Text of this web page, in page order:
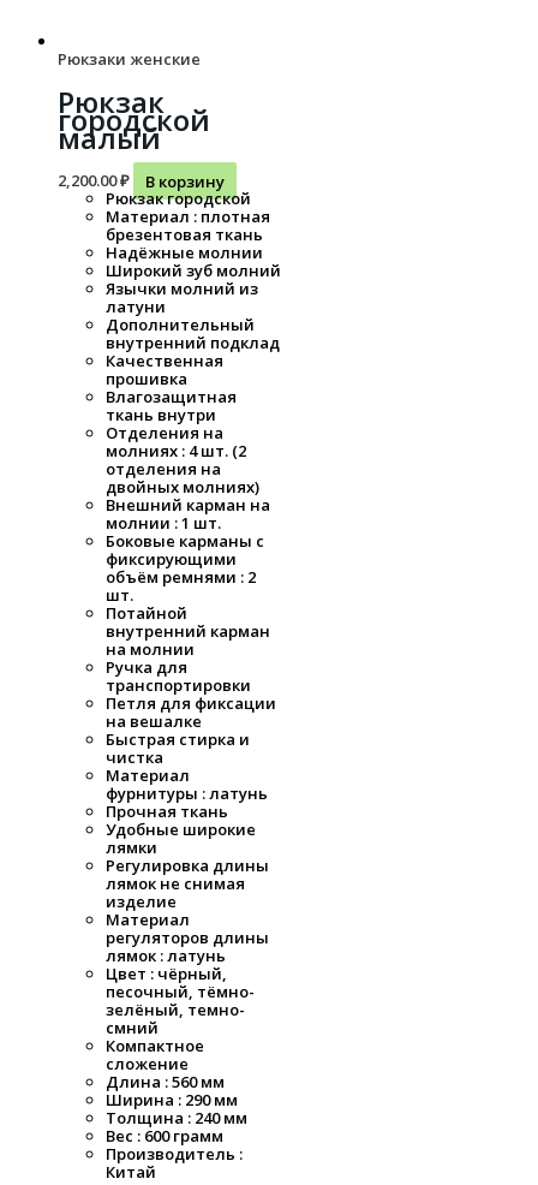
Рюкзаки женские
Рюкзак
городской
малый
2,200.00₽
В корзину
Рюкзак городской
Материал : плотная
брезентовая ткань
Надёжные молнии
Широкий зуб молний
Язычки молний из
латуни
Дополнительный
внутренний подклад
Качественная
прошивка
Влагозащитная
ткань внутри
Отделения на
молниях : 4 шт. (2
отделения на
двойных молниях)
Внешний карман на
молнии : 1 шт.
Боковые карманы с
фиксирующими
объём ремнями : 2
шт.
Потайной
внутренний карман
на молнии
Ручка для
транспортировки
Петля для фиксации
на вешалке
Быстрая стирка и
чистка
Материал
фурнитуры : латунь
Прочная ткань
Удобные широкие
лямки
Регулировка длины
лямок не снимая
изделие
Материал
регуляторов длины
лямок : латунь
Цвет : чёрный,
песочный, тёмно-
зелёный, темно-
смний
Компактное
сложение
Длина : 560 мм
Ширина : 290 мм
Толщина : 240 мм
Вес : 600 грамм
Производитель :
Китай